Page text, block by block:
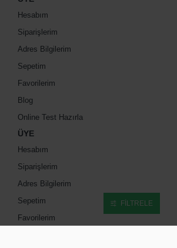
Hesabım
Siparişlerim
Adres Bilgilerim
Sepetim
Favorilerim
Blog
Online Test Hazırla
ÜYE
Hesabım
Siparişlerim
Adres Bilgilerim
Sepetim
Favorilerim
FILTRELE